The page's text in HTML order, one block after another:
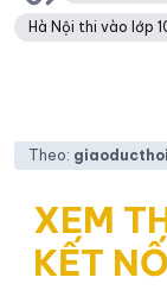
Hà Nội thi vào lớp
Theo:
XEM
KẾT